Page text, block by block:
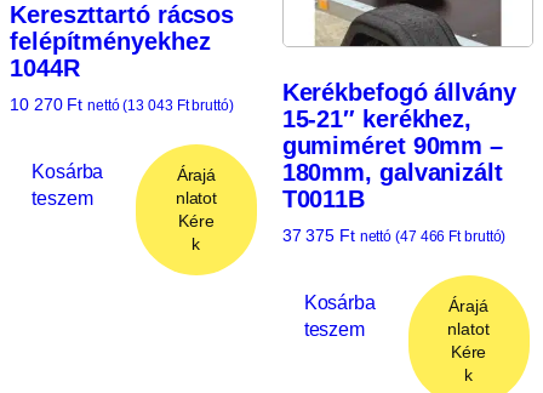
Kereszttartó rácsos
felépítményekhez
1044R
10 270 Ft nettó (13 043 Ftbruttó)
Kosárba
teszem
Árajá
nlatot
Kére
k
Kerékbefogó állvány
15-21″ kerékhez,
gumiméret 90mm –
180mm, galvanizált
T0011B
37 375 Ft nettó (47 466 Ftbruttó)
Kosárba
teszem
Árajá
nlatot
Kére
k